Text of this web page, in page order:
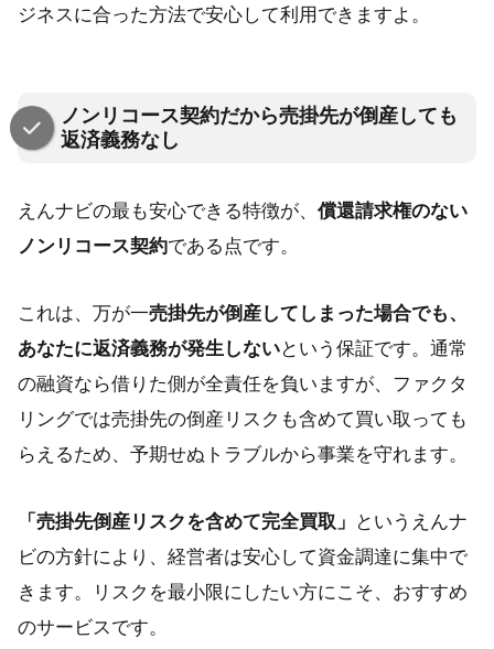
ジネスに合った方法で安心して利用できますよ。
ノンリコース契約だから売掛先が倒産しても
返済義務なし
えんナビの最も安心できる特徴が、 償還請求権のない
ノンリコース契約である点です。
これは、万が一売掛先が倒産してしまった場合でも、
あなたに返済義務が発生しないという保証です。通常
の融資なら借りた側が全責任を負いますが、ファクタ
リングでは売掛先の倒産リスクも含めて買い取っても
らえるため、予期せぬトラブルから事業を守れます。
「売掛先倒産リスクを含めて完全買取」
というえんナ
ビの方針により、経営者は安心して資金調達に集中で
きます。リスクを最小限にしたい方にこそ、おすすめ
のサービスです。